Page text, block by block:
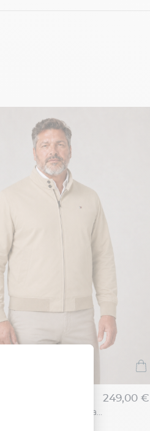
Blouson Zippé Col Montant Grande Taille Beige
249,00 €